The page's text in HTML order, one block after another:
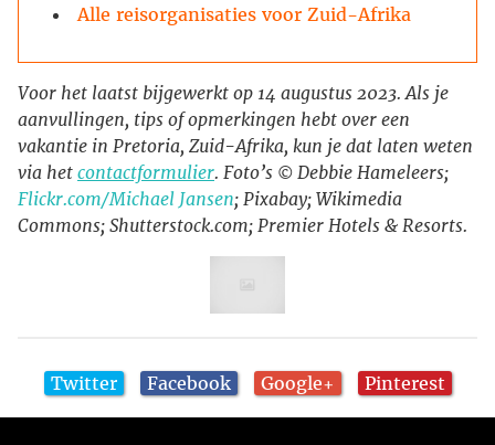
Alle reisorganisaties voor Zuid-Afrika
Voor het laatst bijgewerkt op 14 augustus 2023. Als je
aanvullingen, tips of opmerkingen hebt over een
vakantie in Pretoria, Zuid-Afrika, kun je dat laten weten
via het contactformulier. Foto’s © Debbie Hameleers;
Flickr.com/Michael Jansen; Pixabay; Wikimedia
Commons; Shutterstock.com; Premier Hotels & Resorts.
Twitter Facebook Google+ Pinterest